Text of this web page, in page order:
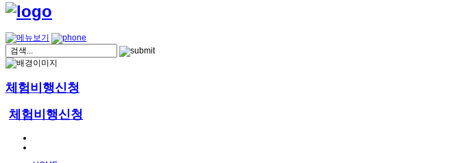
체험비행신청
체험비행신청